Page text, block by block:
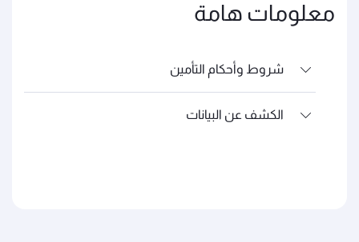
معلومات هامة
شروط وأحكام التأمين
الكشف عن البيانات